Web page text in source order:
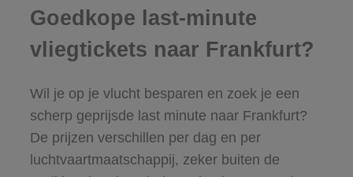
Goedkope last-minute
vliegtickets naar Frankfurt?
Wil je op je vlucht besparen en zoek je een
scherp geprijsde last minute naar Frankfurt?
De prijzen verschillen per dag en per
luchtvaartmaatschappij, zeker buiten de